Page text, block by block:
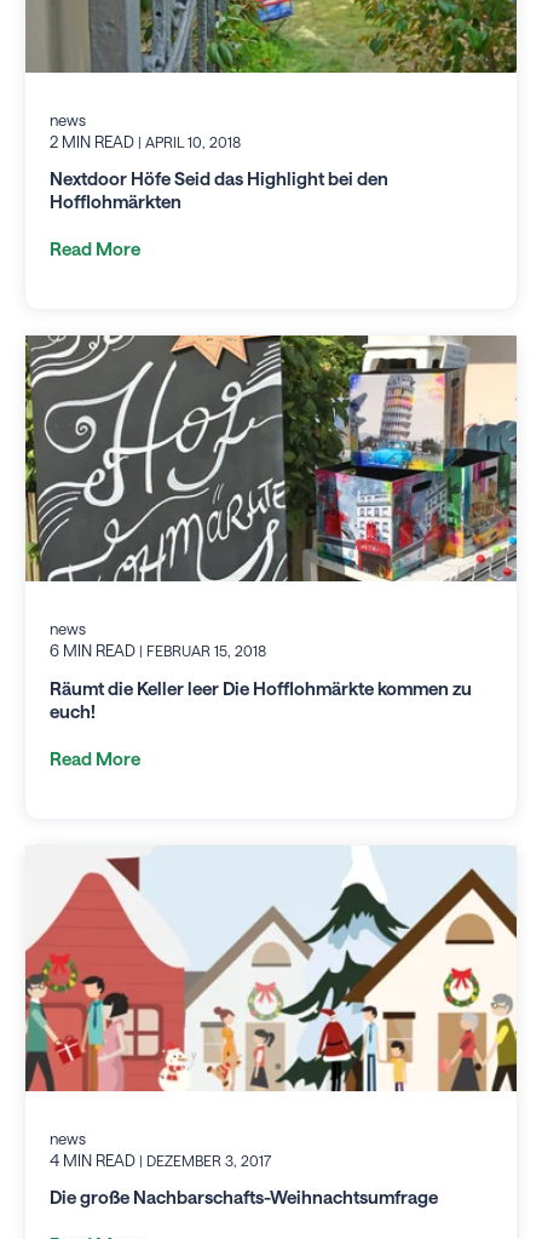
news
2 MIN READ | APRIL 10, 2018
Nextdoor Höfe Seid das Highlight bei den
Hofflohmärkten
Read More
news
6 MIN READ | FEBRUAR 15, 2018
Räumt die Keller leer Die Hofflohmärkte kommen zu
euch!
Read More
news
4 MIN READ | DEZEMBER 3, 2017
Die große Nachbarschafts-Weihnachtsumfrage